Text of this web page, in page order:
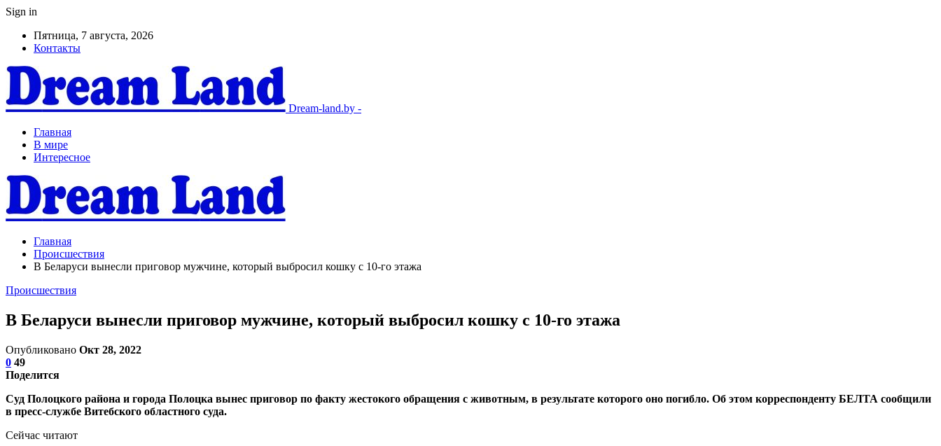
Sign in
Пятница, 7 августа, 2026
Контакты
Dream-land.by -
Главная
В мире
Интересное
Главная
Происшествия
В Беларуси вынесли приговор мужчине, который выбросил кошку с 10-го этажа
Происшествия
В Беларуси вынесли приговор мужчине, который выбросил кошку с 10-го этажа
Опубликовано Окт 28, 2022
0 49
Поделится
Суд Полоцкого района и города Полоцка вынес приговор по факту жестокого обращения с животным, в результате которого оно погибло. Об этом корреспонденту БЕЛТА сообщили
в пресс-службе Витебского областного суда.
Сейчас читают